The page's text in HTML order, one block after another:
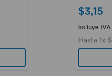
$3,15
Incluye IVA
Hasta 1x $